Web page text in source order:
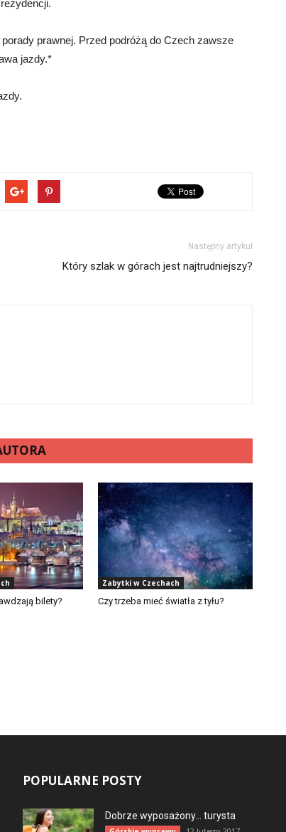
prawnej. Przed podróżą do Czech zawsze
jazdy.*
Następny artykuł
Który szlak w górach jest najtrudniejszy?
bilety?
Zabytki w Czechach
Czy trzeba mieć światła z tyłu?
POPULARNE POSTY
Dobrze wyposażony… turysta